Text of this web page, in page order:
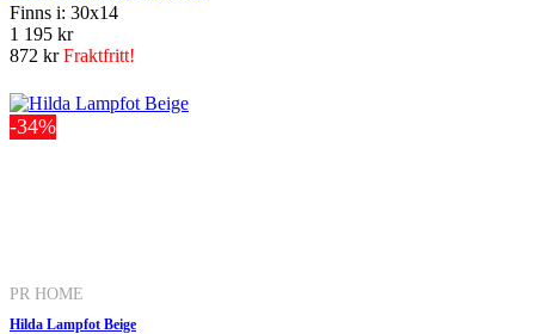
Finns i: 30x14
1 195 kr
872 krFraktfritt!
-34%
PR HOME
Hilda Lampfot Beige